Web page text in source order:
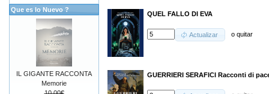
QUEL FALLO DI EVA
Actualizar oquitar
GUERRIERI SERAFICI Racconti di
Que es lo Nuevo ?
IL GIGANTE RACCONTA
Memorie